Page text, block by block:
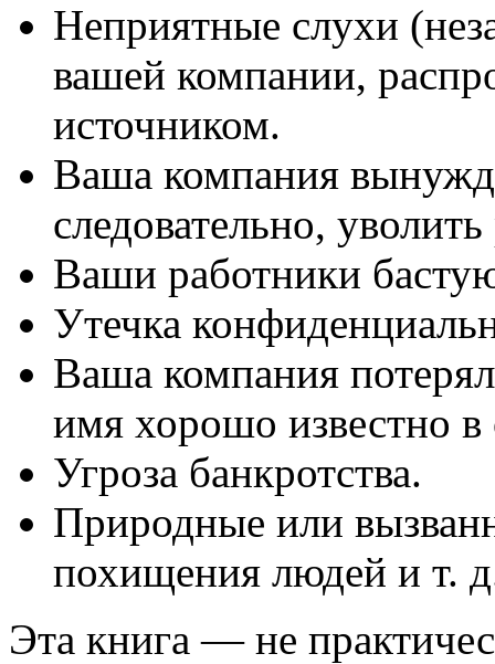
Неприятные слухи
вашей компании,
источником.
Ваша компания
следовательно,
Ваши работники
Утечка
Ваша компания
имя хорошо известно в
Угроза банкротства.
Природные или
похищения людей и т.
Эта книга — не